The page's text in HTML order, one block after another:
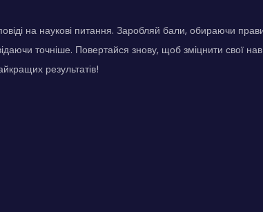
на наукові питання. Заробляй бали, обираючи
точніше. Повертайся знову, щоб зміцнити свої
результатів!